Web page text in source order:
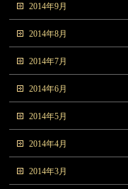
2014年9月
2014年8月
2014年7月
2014年6月
2014年5月
2014年4月
2014年3月